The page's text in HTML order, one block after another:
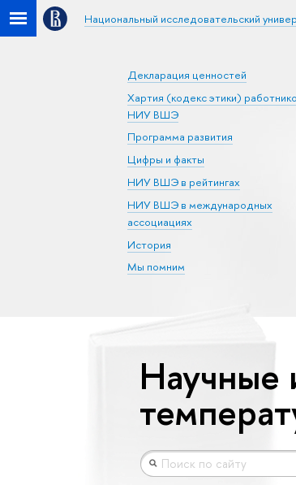
Национальный исследовательский
Декларация ценностей
Хартия (кодекс этики)
НИУ ВШЭ
Программа развития
Цифры и факты
НИУ ВШЭ в рейтингах
НИУ ВШЭ в международных
ассоциациях
История
Мы помним
Научные